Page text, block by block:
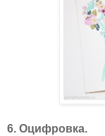
6. Оцифровка.